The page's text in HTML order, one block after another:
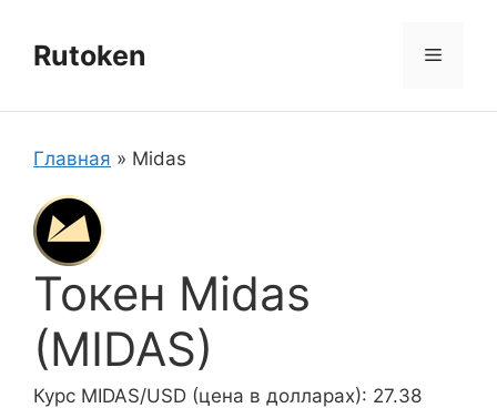
содержимому
Rutoken Меню
Главная » Midas
Токен Midas
(MIDAS)
Курс MIDAS/USD (цена в долларах): 27.38